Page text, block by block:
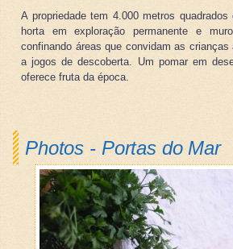
A propriedade tem 4.000 metros
horta em exploração permanente e
confinando áreas que convidam as crianças
a jogos de descoberta. Um pomar em
oferece fruta da época.
Photos - Portas do Mar